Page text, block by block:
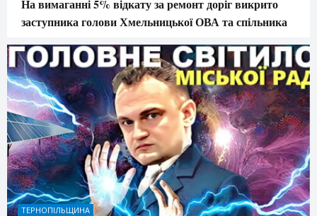
На вимаганні 5% відкату за ремонт доріг викрито
заступника голови Хмельницької ОВА та спільника
ТЕРНОПІЛЬЩИНА